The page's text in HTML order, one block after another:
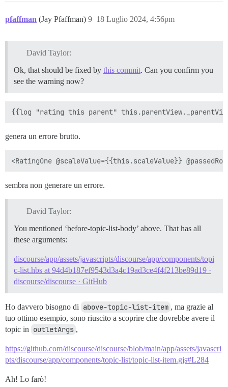
pfaffman (Jay Pfaffman) 18 Luglio 2024, 4:56pm
9
David Taylor:
Ok, that should be fixed by this commit. Can you confirm you
see the warning now?
genera un errore brutto.
sembra non generare un errore.
David Taylor:
You mentioned ‘before-topic-list-body’ above. That has all
these arguments:
discourse/app/assets/javascripts/discourse/app/components/topi
c-list.hbs at 94d4b187ef9543d3a4c19ad3ce4f4f213be89d19 ·
discourse/discourse · GitHub
Ho davvero bisogno di above-topic-list-item , ma grazie al
tuo ottimo esempio, sono riuscito a scoprire che dovrebbe avere il
topic in outletArgs ,
https://github.com/discourse/discourse/blob/main/app/assets/javascri
pts/discourse/app/components/topic-list/topic-list-item.gjs#L284
Ah! Lo farò!